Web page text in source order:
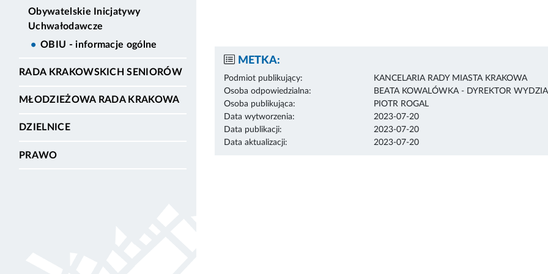
Obywatelskie Inicjatywy
Uchwałodawcze
OBIU - informacje ogólne
RADA KRAKOWSKICH SENIORÓW
MŁODZIEŻOWA RADA KRAKOWA
DZIELNICE
PRAWO
METKA:
Podmiot publikujący:
KANCELARIA RADY MIASTA KRAKOWA
Osoba odpowiedzialna:
BEATA KOWALÓWKA - DYREKTOR
Osoba publikująca:
PIOTR ROGAL
Data wytworzenia:
2023-07-20
Data publikacji:
2023-07-20
Data aktualizacji:
2023-07-20